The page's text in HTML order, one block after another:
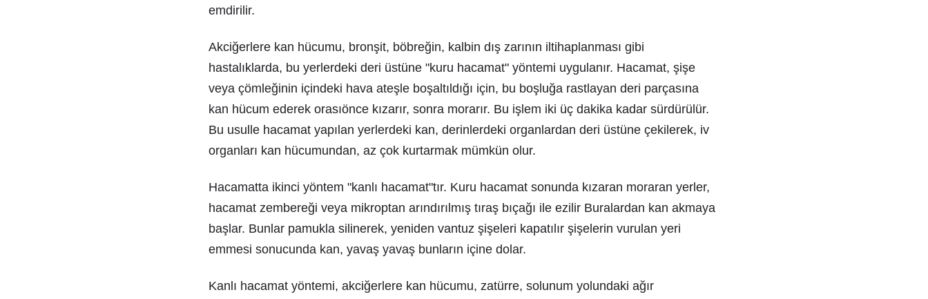
emdirilir.
Akciğerlere kan hücumu, bronşit, böbreğin, kalbin dış zarının iltihaplanması gibi
hastalıklarda, bu yerlerdeki deri üstüne "kuru hacamat" yöntemi uygulanır. Hacamat, şişe
veya çömleğinin içindeki hava ateşle boşaltıldığı için, bu boşluğa rastlayan deri parçasına
kan hücum ederek orasıönce kızarır, sonra morarır. Bu işlem iki üç dakika kadar sürdürülür.
Bu usulle hacamat yapılan yerlerdeki kan, derinlerdeki organlardan deri üstüne çekilerek, iv
organları kan hücumundan, az çok kurtarmak mümkün olur.
Hacamatta ikinci yöntem "kanlı hacamat"tır. Kuru hacamat sonunda kızaran moraran yerler,
hacamat zembereği veya mikroptan arındırılmış tıraş bıçağı ile ezilir Buralardan kan akmaya
başlar. Bunlar pamukla silinerek, yeniden vantuz şişeleri kapatılır şişelerin vurulan yeri
emmesi sonucunda kan, yavaş yavaş bunların içine dolar.
Kanlı hacamat yöntemi, akciğerlere kan hücumu, zatürre, solunum yolundaki ağır